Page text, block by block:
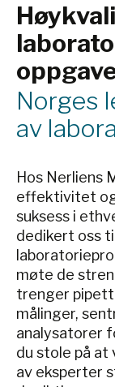
Norges
av
Hos Nerliens
effektivitet
suksess i
dedikert oss
møte de
trenger
målinger,
analysatorer
du stole på at
av eksperter